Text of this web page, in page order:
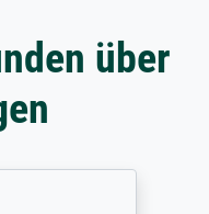
über